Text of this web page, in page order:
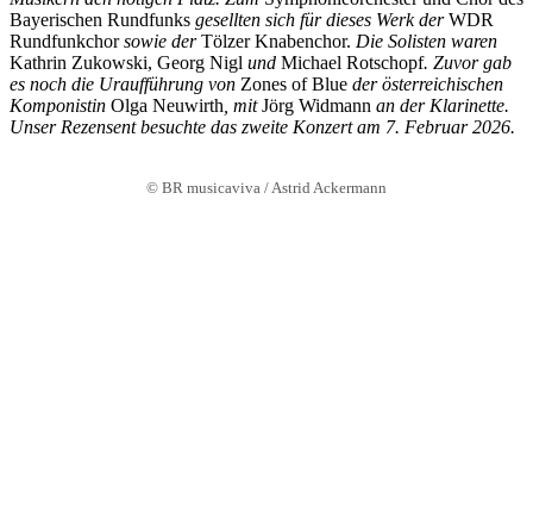
Bayerischen Rundfunks gesellten sich für dieses Werk derWDR
Rundfunkchorsowie derTölzer Knabenchor. Die Solisten waren
Kathrin Zukowski, Georg Nigl und Michael Rotschopf. Zuvor gab
es noch die Uraufführung von Zones of Blue der österreichischen
Komponistin Olga Neuwirth , mitJörg Widmann an der Klarinette.
Unser Rezensent besuchte das zweite Konzert am 7. Februar 2026.
© BR musicaviva / Astrid Ackermann